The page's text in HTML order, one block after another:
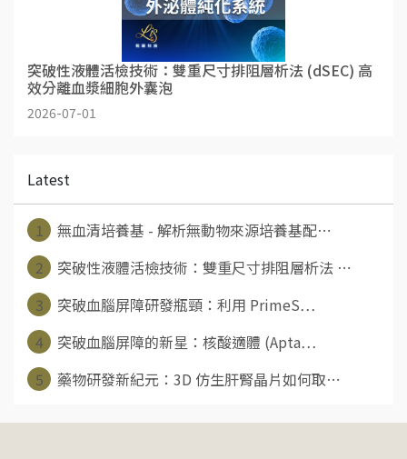
突破性液體活檢技術：雙重尺寸排阻層析法 (dSEC) 高
效分離血漿細胞外囊泡
2026-07-01
Latest
1
無血清培養基 - 解析無動物來源培養基配⋯
2
突破性液體活檢技術：雙重尺寸排阻層析法 ⋯
3
突破血腦屏障研發瓶頸：利用 PrimeS⋯
4
突破血腦屏障的新星：核酸適體 (Apta⋯
5
藥物研發新紀元：3D 仿生肝腎晶片如何取⋯